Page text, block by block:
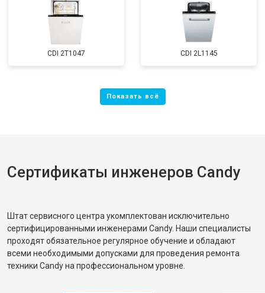
CDI 2T1047 CDI 2L1145
Сертификаты инженеров Candy
Штат сервисного центра укомплектован исключительно
сертифицированными инженерами Candy. Наши специалисты
проходят обязательное регулярное обучение и обладают
всеми необходимыми допусками для проведения ремонта
техники Candy на профессиональном уровне.